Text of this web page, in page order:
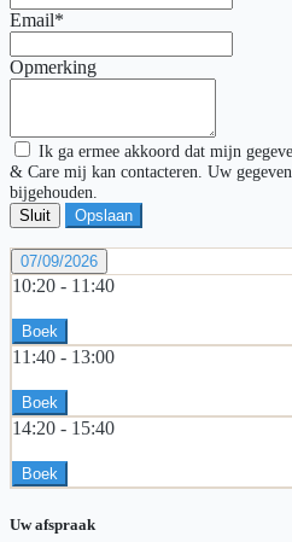
Email*
Opmerking
Ik ga ermee akkoord dat mijn
& Care mij kan contacteren. Uw
bijgehouden.
Sluit Opslaan
07/09/2026
10:20 - 11:40
Boek
11:40 - 13:00
Boek
14:20 - 15:40
Boek
Uw afspraak